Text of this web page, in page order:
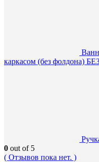
каркасом (без фолдона)
0 out of 5
( Отзывов пока нет. )